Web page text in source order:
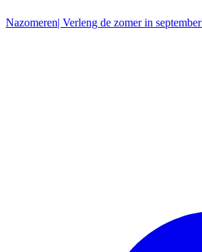
Nazomeren| Verleng de zomer in september